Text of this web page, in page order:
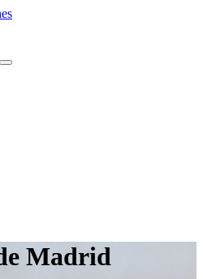
Madrid